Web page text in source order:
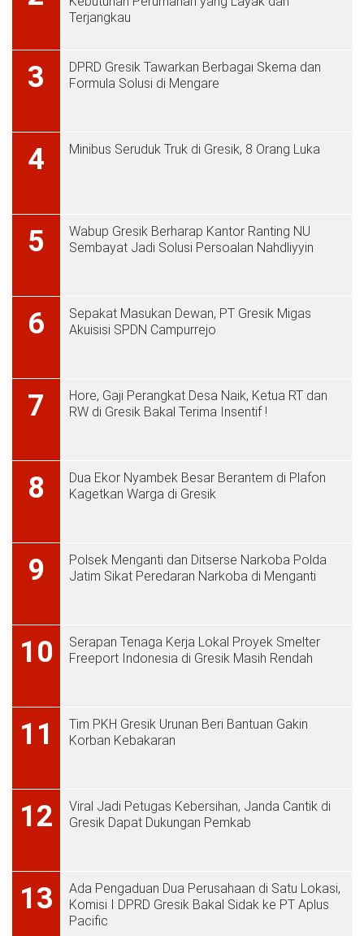
Terjangkau
3
DPRD Gresik Tawarkan Berbagai Skema dan
Formula Solusi di Mengare
4 Minibus Seruduk Truk di Gresik, 8 Orang Luka
5
Wabup Gresik Berharap Kantor Ranting NU
Sembayat Jadi Solusi Persoalan Nahdliyyin
6
Sepakat Masukan Dewan, PT Gresik Migas
Akuisisi SPDN Campurrejo
7
Hore, Gaji Perangkat Desa Naik, Ketua RT dan
RW di Gresik Bakal Terima Insentif !
8
Dua Ekor Nyambek Besar Berantem di Plafon
Kagetkan Warga di Gresik
9
Polsek Menganti dan Ditserse Narkoba Polda
Jatim Sikat Peredaran Narkoba di Menganti
10
Serapan Tenaga Kerja Lokal Proyek Smelter
Freeport Indonesia di Gresik Masih Rendah
11
Tim PKH Gresik Urunan Beri Bantuan Gakin
Korban Kebakaran
12
Viral Jadi Petugas Kebersihan, Janda Cantik di
Gresik Dapat Dukungan Pemkab
13
Ada Pengaduan Dua Perusahaan di Satu Lokasi,
Komisi I DPRD Gresik Bakal Sidak ke PT Aplus
Pacific